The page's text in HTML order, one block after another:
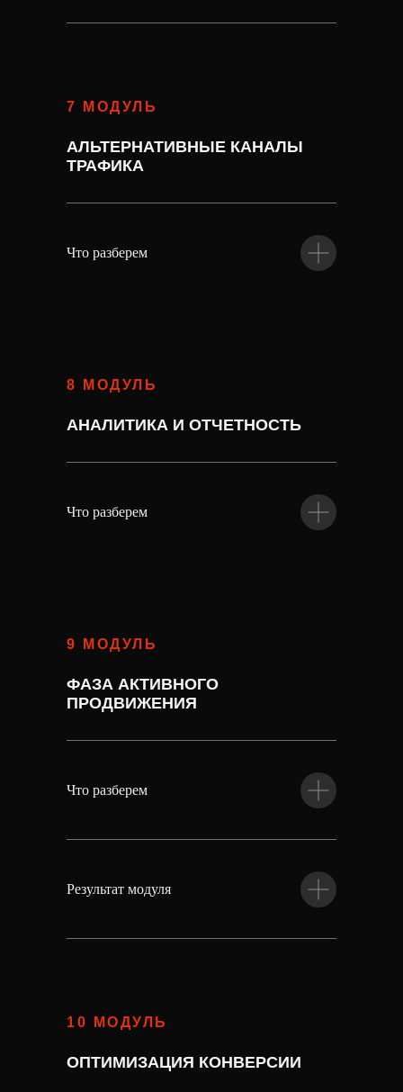
7 МОДУЛЬ
АЛЬТЕРНАТИВНЫЕ КАНАЛЫ
ТРАФИКА
Что разберем
8 МОДУЛЬ
АНАЛИТИКА И ОТЧЕТНОСТЬ
Что разберем
9 МОДУЛЬ
ФАЗА АКТИВНОГО
ПРОДВИЖЕНИЯ
Что разберем
Результат модуля
10 МОДУЛЬ
ОПТИМИЗАЦИЯ КОНВЕРСИИ